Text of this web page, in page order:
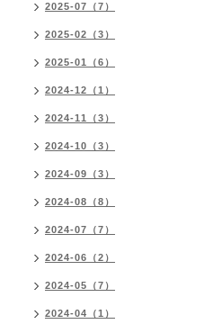
2025-07（7）
2025-02（3）
2025-01（6）
2024-12（1）
2024-11（3）
2024-10（3）
2024-09（3）
2024-08（8）
2024-07（7）
2024-06（2）
2024-05（7）
2024-04（1）